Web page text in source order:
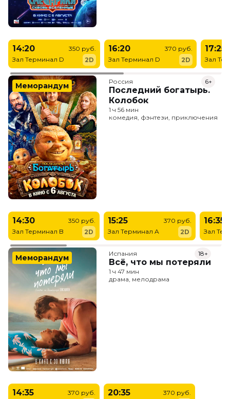
14:20
Зал Терминал D
350 руб.
2D
16:20
Зал Терминал D
370 руб.
2D
17:25
Зал
Меморандум Россия
Последний богатырь.
Колобок
6+
1 ч 56 мин
комедия, фэнтези, приключения
14:30
Зал Терминал B
350 руб.
2D
15:25
Зал Терминал A
370 руб.
2D
16:35
Зал
Меморандум Испания
Всё, что мы потеряли
18+
1 ч 47 мин
драма, мелодрама
14:35
370 руб.
20:35
370 руб.